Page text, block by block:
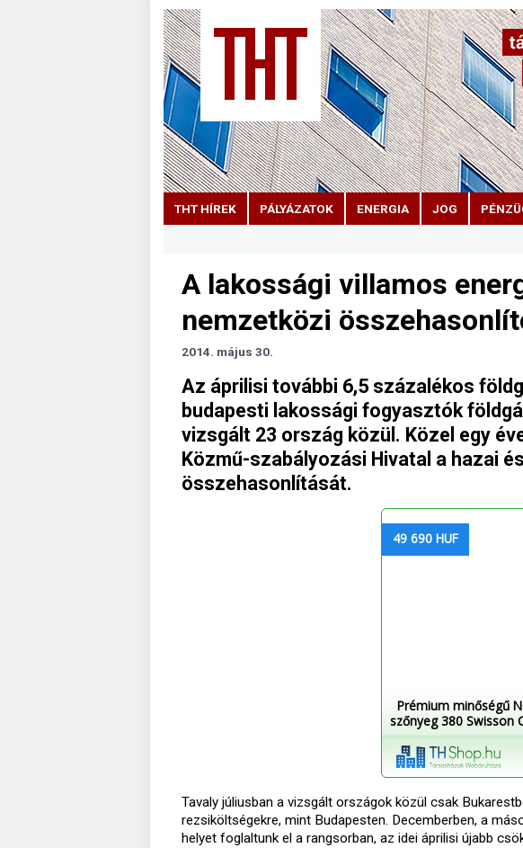
THT HÍREK PÁLYÁZATOK ENERGIA JOG
A lakossági villamos
nemzetközi
2014. május 30.
Az áprilisi további 6,5 százalékos
budapesti lakossági fogyasztók
vizsgált 23 ország közül. Közel egy
Közmű-szabályozási Hivatal a hazai
összehasonlítását.
49 690 HUF
Prémium minőségű
szőnyeg 380 Swisson
Tavaly júliusban a vizsgált országok közül csak
rezsiköltségekre, mint Budapesten. Decemberben, a
helyet foglaltunk el a rangsorban, az idei áprilisi újabb